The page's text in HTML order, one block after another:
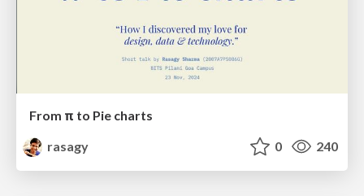
From π to Pie charts
rasagy
0 240